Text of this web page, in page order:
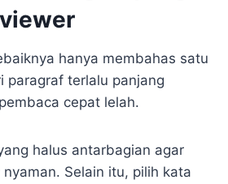
hanya membahas satu
paragraf terlalu panjang
cepat lelah.
halus antarbagian agar
Selain itu, pilih kata